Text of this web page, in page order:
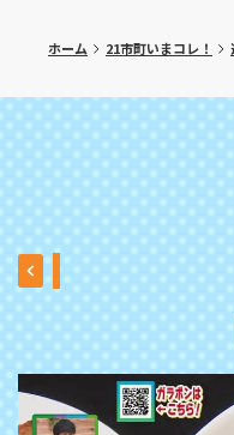
ホーム 21市町いまコレ！